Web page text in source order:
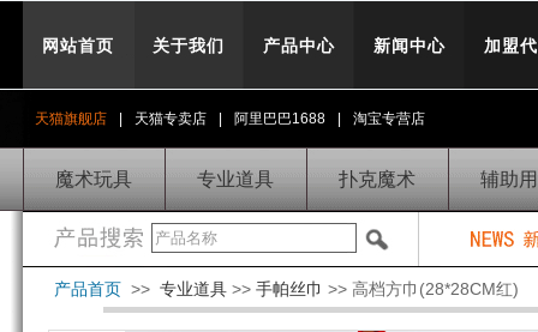
网站首页 关于我们 产品中心 新闻中心 加盟
天猫旗舰店 天猫专卖店 阿里巴巴1688 淘宝专营店
魔术玩具 专业道具 扑克魔术 辅助
产品首页 >> 专业道具 >> 手帕丝巾 >> 高档方巾(28*28CM红)